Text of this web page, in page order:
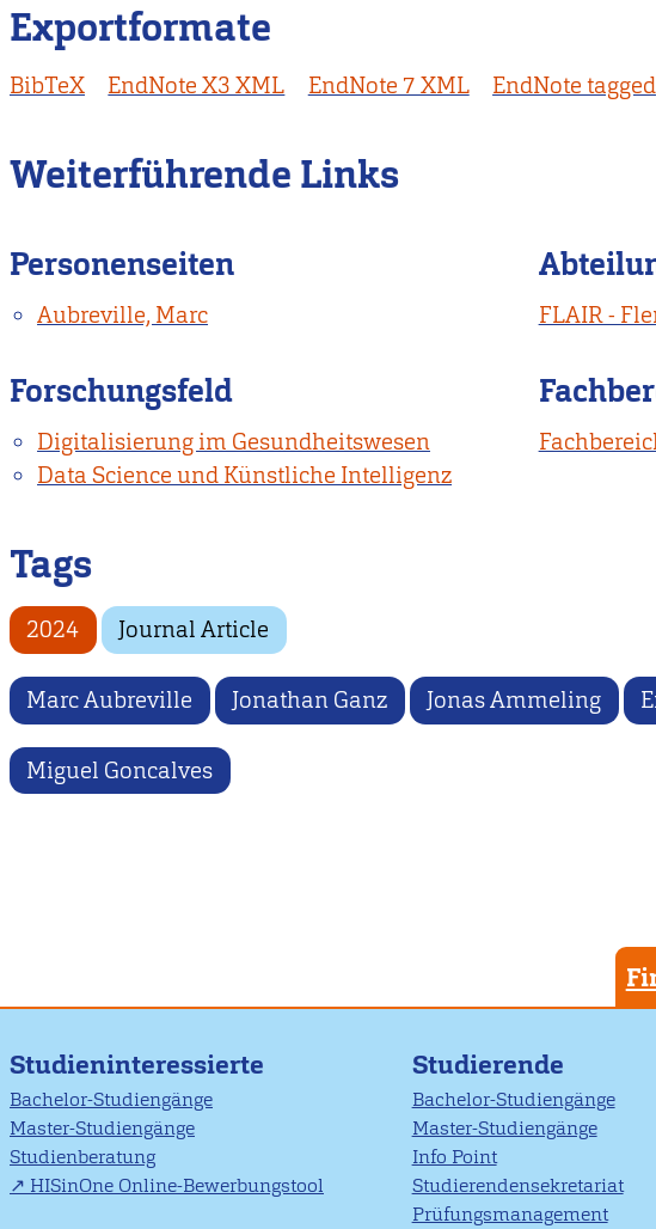
Exportformate
BibTeX EndNote X3 XML EndNote 7 XML EndNote tagged
Weiterführende Links
Personenseiten
Aubreville, Marc FLAIR -
Forschungsfeld
Digitalisierung im Gesundheitswesen
Data Science und Künstliche Intelligenz
Tags
2024 Journal Article
Marc Aubreville Jonathan Ganz Jonas Ammeling
Miguel Goncalves
Studieninteressierte
Bachelor-Studiengänge
Master-Studiengänge
Studienberatung
HISinOne Online-Bewerbungstool
Studierende
Bachelor-Studiengänge
Master-Studiengänge
Info Point
Studierendensekretariat
Prüfungsmanagement